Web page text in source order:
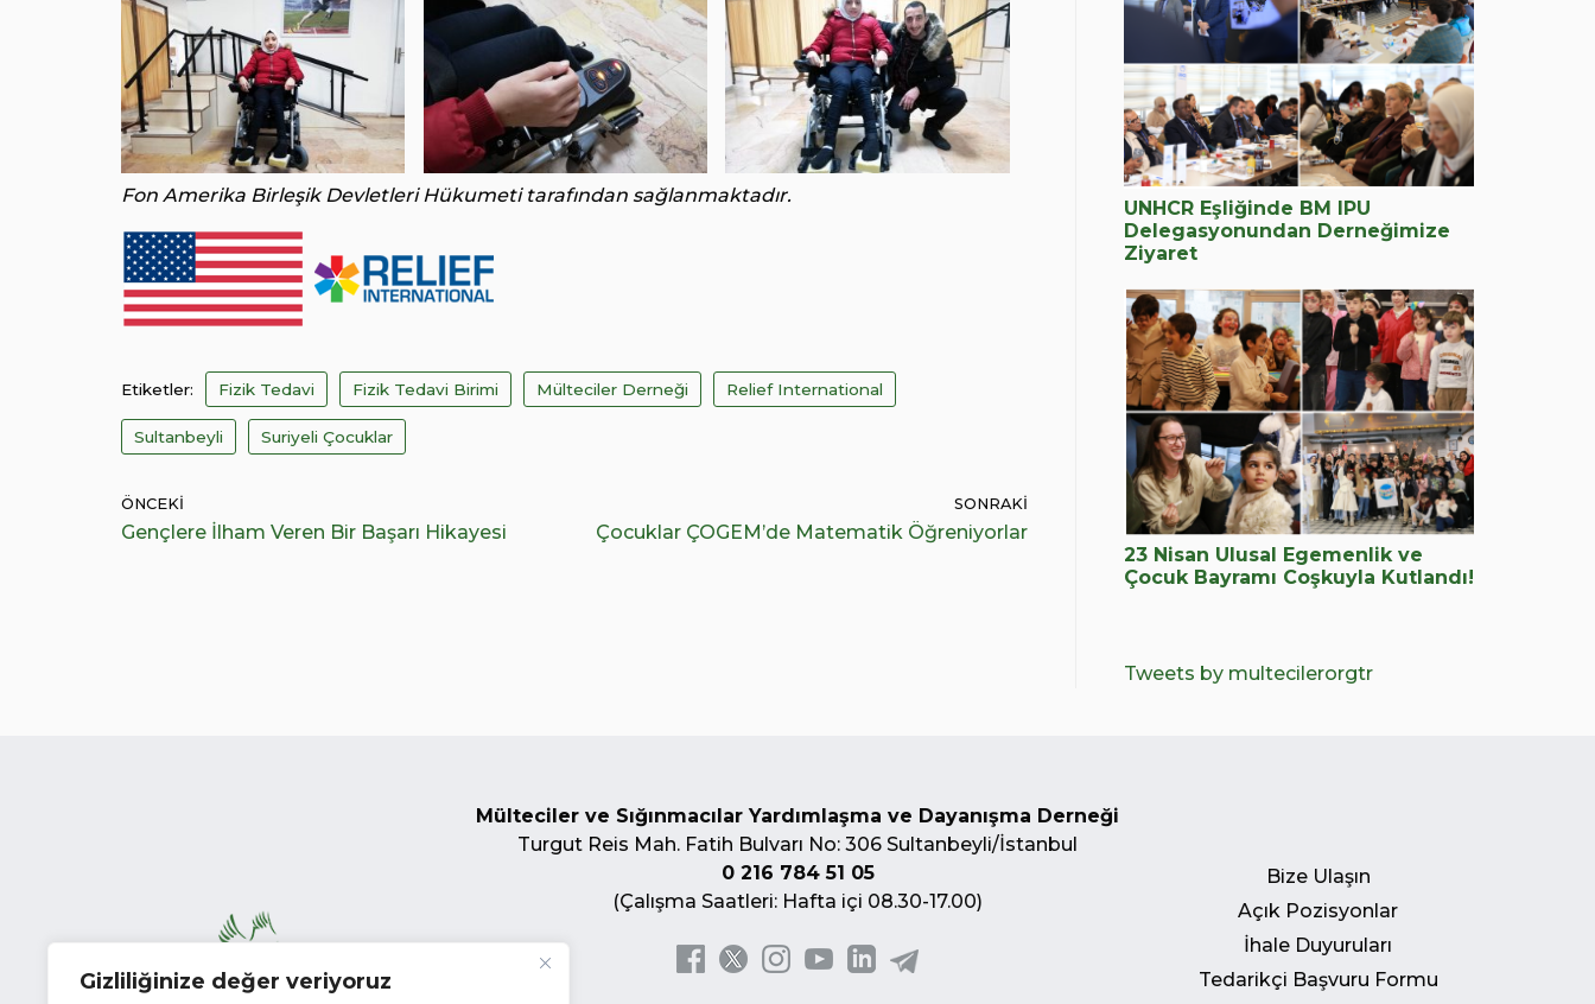
Gizliliğinize değer veriyoruz
Fon Amerika Birleşik Devletleri Hükumeti tarafından sağlanmaktadır.
Etiketler: Fizik Tedavi Fizik Tedavi Birimi Mülteciler Derneği Relief International
Sultanbeyli Suriyeli Çocuklar
ÖNCEKI
Gençlere İlham Veren Bir Başarı Hikayesi
SONRAKI
Çocuklar ÇOGEM’de Matematik Öğreniyorlar
UNHCR Eşliğinde BM IPU
Delegasyonundan Derneğimize
Ziyaret
23 Nisan Ulusal Egemenlik ve
Çocuk Bayramı Coşkuyla Kutlandı!
Tweets by multecilerorgtr
Mülteciler ve Sığınmacılar Yardımlaşma ve Dayanışma Derneği
Turgut Reis Mah. Fatih Bulvarı No: 306 Sultanbeyli/İstanbul
0 216 784 51 05
(Çalışma Saatleri: Hafta içi 08.30-17.00)
Bize Ulaşın
Açık Pozisyonlar
İhale Duyuruları
Tedarikçi Başvuru Formu